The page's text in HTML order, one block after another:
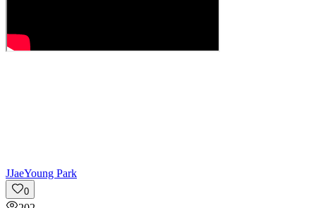
JJaeYoung Park
0